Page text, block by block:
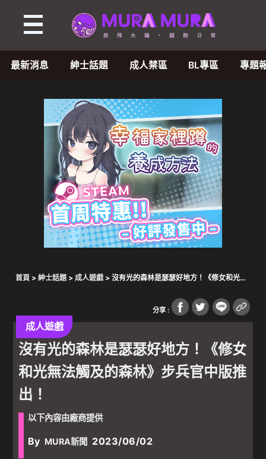
最新消息 紳士話題 成人禁區 BL專區 專題
首頁 > 紳士話題> 成人遊戲> 沒有光的森林是瑟瑟好地方！《修女和光無
分享 :
成人遊戲
沒有光的森林是瑟瑟好地方！《修女
和光無法觸及的森林》步兵官中版推
出！
以下內容由廠商提供
By MURA新聞 2023/06/02